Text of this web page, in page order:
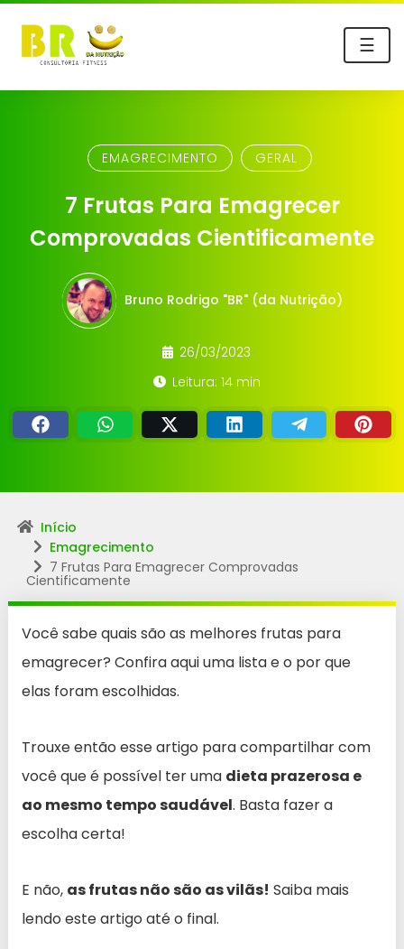
☰
EMAGRECIMENTO GERAL
7 Frutas Para Emagrecer
Comprovadas Cientificamente
Bruno Rodrigo "BR" (da Nutrição)
26/03/2023
Leitura: 14 min
Início
Emagrecimento
7 Frutas Para Emagrecer Comprovadas
Cientificamente
Você sabe quais são as melhores frutas para
emagrecer? Confira aqui uma lista e o por que
elas foram escolhidas.
Trouxe então esse artigo para compartilhar com
você que é possível ter uma dieta prazerosa e
ao mesmo tempo saudável. Basta fazer a
escolha certa!
E não, as frutas não são as vilãs! Saiba mais
lendo este artigo até o final.